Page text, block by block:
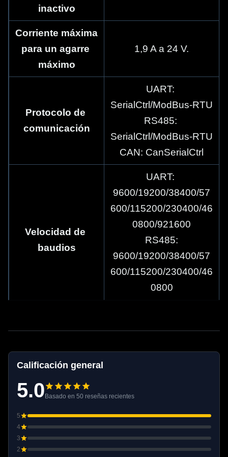
inactivo
Corriente máxima
para un agarre
máximo
1,9 A a 24 V.
Protocolo de
comunicación
UART:
SerialCtrl/ModBus-RTU
RS485:
SerialCtrl/ModBus-RTU
CAN: CanSerialCtrl
Velocidad de
baudios
UART:
9600/19200/38400/57
600/115200/230400/46
0800/921600
RS485:
9600/19200/38400/57
600/115200/230400/46
0800
completa
Conteo de ciclos
de apertura y
cierre
Repetibilidad ±0,05 milímetros
Calificación general
5.0Basado en 50 reseñas recientes
5
4
3
2